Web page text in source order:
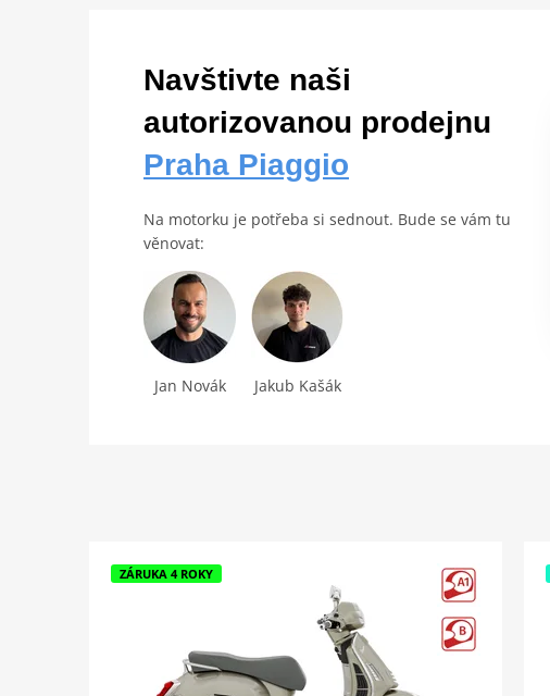
Navštivte naši
autorizovanou prodejnu
Praha Piaggio
Na motorku je potřeba si sednout. Bude se vám tu
věnovat:
Jan Novák Jakub Kašák
ZÁRUKA 4 ROKY